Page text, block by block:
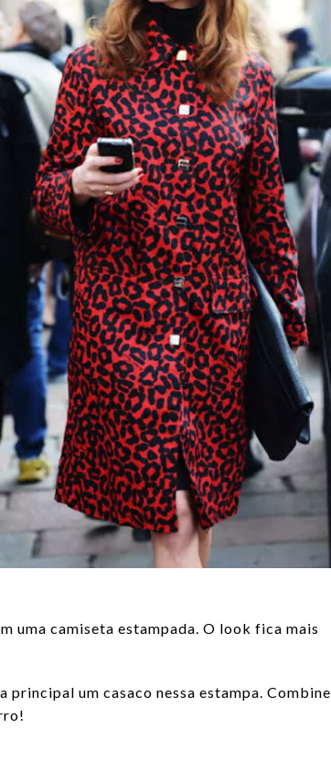
uma camiseta estampada. O look fica mais
principal um casaco nessa estampa. Combine